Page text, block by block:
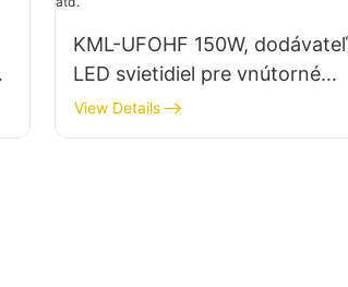
KML-UFOHF 150W, dodávateľ
LED svietidiel pre vnútorné
osvetlenie priemyselných
závodov, telocviční atď.
View Details